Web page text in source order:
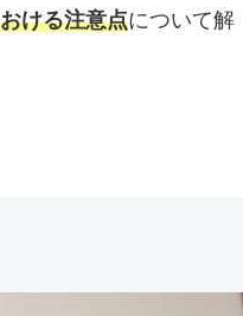
ける注意点について解